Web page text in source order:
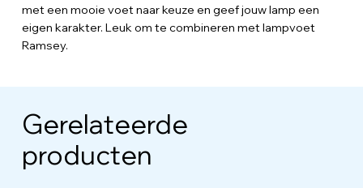
met een mooie voet naar keuze en geef jouw lamp een
eigen karakter. Leuk om te combineren met lampvoet
Ramsey.
Gerelateerde
producten